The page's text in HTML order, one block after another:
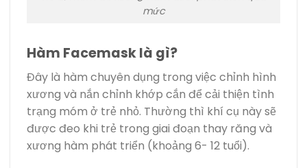
mức
Hàm Facemask là gì?
Đây là hàm chuyên dụng trong việc chỉnh hình
xương và nắn chỉnh khớp cắn để cải thiện tình
trạng móm ở trẻ nhỏ. Thường thì khí cụ này sẽ
được đeo khi trẻ trong giai đoạn thay răng và
xương hàm phát triển (khoảng 6- 12 tuổi).